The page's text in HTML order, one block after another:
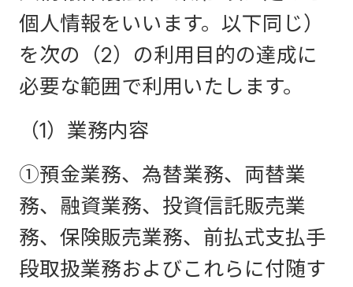
個人情報をいいます。以下同じ）
を次の（2）の利用目的の達成に
必要な範囲で利用いたします。
（1）業務内容
①預金業務、為替業務、両替業
務、融資業務、投資信託販売業
務、保険販売業務、前払式支払手
段取扱業務およびこれらに付随す